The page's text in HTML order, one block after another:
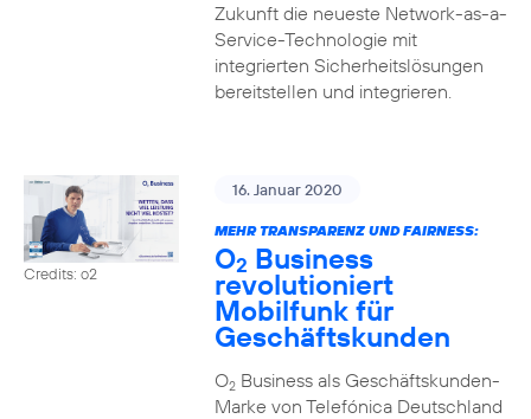
Zukunft die neueste Network-as-a-
Service-Technologie mit
integrierten Sicherheitslösungen
bereitstellen und integrieren.
Credits: o2
16. Januar 2020
MEHR TRANSPARENZ UND FAIRNESS:
O2 Business
revolutioniert
Mobilfunk für
Geschäftskunden
O2Business als Geschäftskunden-
Marke von Telefónica Deutschland